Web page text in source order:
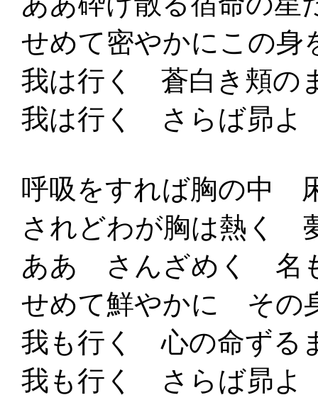
せめて密やかにこの身
我は行く 蒼白き頬の
我は行く さらば昴よ
呼吸をすれば胸の中
されどわが胸は熱く
ああ さんざめく 名
せめて鮮やかに その
我も行く 心の命ずる
我も行く さらば昴よ